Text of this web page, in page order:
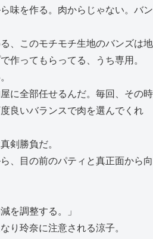
味を作る。肉からじゃない。バン
、このモチモチ生地のバンズは地
作ってもらってる、うち専用。
に全部任せるんだ。毎回、その時
良いバランスで肉を選んでくれ
剣勝負だ。
、目の前のパティと真正面から向
を調整する。」
り玲奈に注意される涼子。